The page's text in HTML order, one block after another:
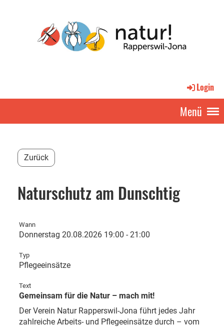
Login
Menü
Zurück
Naturschutz am Dunschtig
Wann
Donnerstag 20.08.2026 19:00 - 21:00
Typ
Pflegeeinsätze
Text
Gemeinsam für die Natur – mach mit!
Der Verein Natur Rapperswil-Jona führt jedes Jahr
zahlreiche Arbeits- und Pflegeeinsätze durch – vom